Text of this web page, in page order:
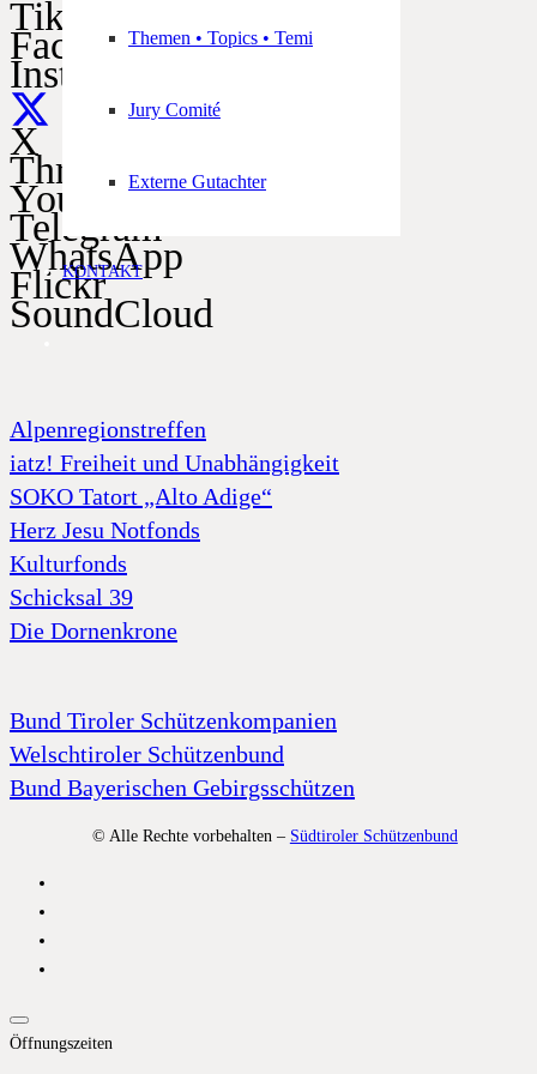
Themen • Topics • Temi
Jury Comité
Externe Gutachter
KONTAKT
TikTok
Facebook
Instagram
X
Threads
YouTube
Telegram
WhatsApp
Flickr
SoundCloud
Alpenregionstreffen
iatz! Freiheit und Unabhängigkeit
SOKO Tatort „Alto Adige“
Herz Jesu Notfonds
Kulturfonds
Schicksal 39
Die Dornenkrone
Bund Tiroler Schützenkompanien
Welschtiroler Schützenbund
Bund Bayerischen Gebirgsschützen
© Alle Rechte vorbehalten – Südtiroler Schützenbund
Öffnungszeiten